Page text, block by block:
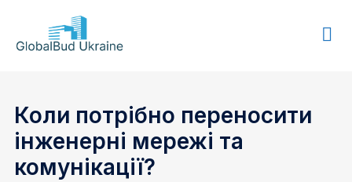
GLOBALBUD
Коли потрібно переносити
інженерні мережі та
комунікації?